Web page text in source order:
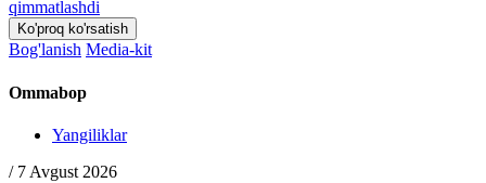
qimmatlashdi
Ko'proq ko'rsatish
Bog'lanish Media-kit
Ommabop
Yangiliklar
/ 7 Avgust 2026